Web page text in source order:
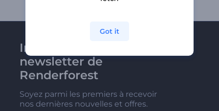
Inscrivez-vous à la
newsletter de
Renderforest
Soyez parmi les premiers à recevoir
nos dernières nouvelles et offres.
Got it